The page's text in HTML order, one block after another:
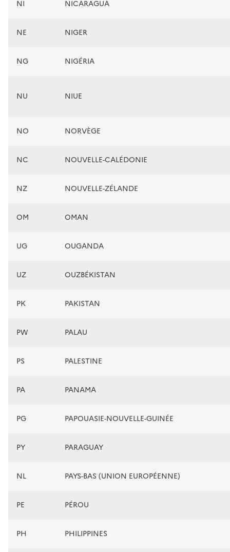
NI NICARAGUA
NE NIGER
NG NIGÉRIA
NU NIUE
NO NORVÈGE
NC NOUVELLE-CALÉDONIE
NZ NOUVELLE-ZÉLANDE
OM OMAN
UG OUGANDA
UZ OUZBÉKISTAN
PK PAKISTAN
PW PALAU
PS PALESTINE
PA PANAMA
PG PAPOUASIE-NOUVELLE-GUINÉE
PY PARAGUAY
NL PAYS-BAS (UNION EUROPÉENNE)
PE PÉROU
PH PHILIPPINES